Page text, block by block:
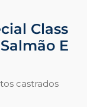
Class
E
castrados